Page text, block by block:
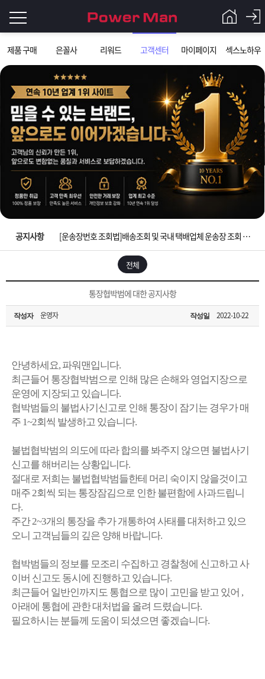
제품 구매 은꼴사 리워드 고객센터 마이페이지 섹스노하우
그
인
이
필
요
니
로
Q&A
파
워
맨
제
품
은
노
하
우
객
센
터
마
이
페
이
지
주
문
조
회
공지사항
입금확인이 안되는 상황을 대비해 꼭 입금후 고객센터 연락바랍니다.
[2026구정 연휴]설 연휴 배송 및 휴무 안내
[운송장번호 조회법]배송조회 및 국내 택배업체 운송장 조회 하는법
[ios앱 오픈]아이폰 고객 앱설치 가능합니다.
[무인택배함 이용 안내] 집 밖에 주소로 택배 받기
입금확인이 안되는 상황을 대비해 꼭 입금후 고객센터 연락바랍니다.
전체
통장협박범에 대한 공지사항
작성자 운영자 작성일 2022-10-22
안녕하세요, 파워맨입니다.
최근들어 통장협박범으로 인해 많은 손해와 영업지장으로
운영에 지장되고 있습니다.
협박범들의 불법사기신고로 인해 통장이 잠기는 경우가 매
주 1~2회씩 발생하고 있습니다.
불법협박범의 의도에 따라 합의를 봐주지 않으면 불법사기
신고를 해버리는 상황입니다.
절대로 저희는 불법협박범들한테 머리 숙이지 않을것이고
매주 2회씩 되는 통장잠김으로 인한 불편함에 사과드립니
다.
주간 2~3개의 통장을 추가 개통하여 사태를 대처하고 있으
오니 고객님들의 깊은 양해 바랍니다.
협박범들의 정보를 모조리 수집하고 경찰청에 신고하고 사
이버 신고도 동시에 진행하고 있습니다.
최근들어 일반인까지도 통협으로 많이 고민을 받고 있어 ,
아래에 통협에 관한 대처법을 올려 드렸습니다.
필요하시는 분들께 도움이 되셨으면 좋겠습니다.